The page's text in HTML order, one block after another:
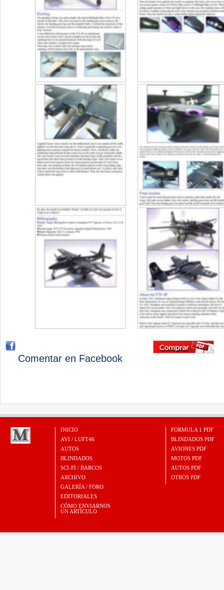
Comentar en Facebook
INICIO
AVI / LUFT46
AUTOS
BLINDADOS
SCI-FI / BARCOS
ARCHIVO
GALERÍA / FORO
EDITORIALES
CÓMO ENVIARNOS
UN ARTÍCULO
FORMULA 1 PDF
BLINDADOS PDF
AVIONES PDF
MOTOS PDF
AUTOS PDF
OTROS PDF